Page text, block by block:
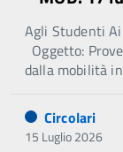
Agli Studenti
Oggetto:
dalla mobilità
Circolari
15 Luglio 2026